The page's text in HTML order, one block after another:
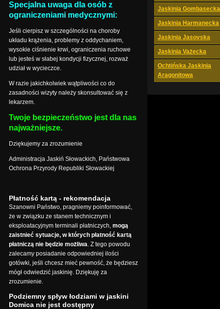
Jaskinia Gombasecka
Jaskinia Harmanecka
Jaskinia Jasovska
Jaskinia Vażecka
Ochtińska Jaskinia
Aragonitowa
Specjalna uwaga dla osób z
ograniczeniami medycznymi:
Jeśli cierpisz w szczególności na choroby
układu krążenia, problemy z oddychaniem,
wysokie ciśnienie krwi, ograniczenia ruchowe
lub jesteś w słabej kondycji fizycznej, rozważ
udział w wycieczce.
W razie jakichkolwiek wątpliwości co do
zasadności wizyty należy skonsultować się z
lekarzem.
Twoje bezpieczeństwo jest dla nas
najważniejsze.
Dziękujemy za zrozumienie
Administracja Jaskiń Słowackich, Państwowa
Ochrona Przyrody Republiki Słowackiej
Płatność kartą - rekomendacja
Szanowni Państwo, pragniemy poinformować,
że w związku ze stanem technicznym i
eksploatacyjnym terminali płatniczych, mogą
zaistnieć sytuacje, w których płatność kartą
płatniczą nie będzie możliwa. Z tego powodu
zalecamy posiadanie odpowiedniej ilości
gotówki, jeśli chcesz mieć pewność, że będziesz
mógł odwiedzić jaskinię. Dziękuję za
zrozumienie.
Podziemny spływ łodziami w jaskini
Domica nie jest dostępny